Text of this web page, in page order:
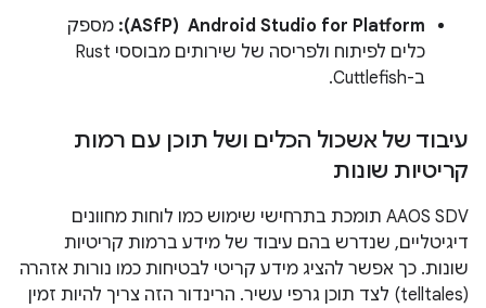
Android Studio for Platform ‏ (ASfP):
מספק
כלים לפיתוח ולפריסה של שירותים מבוססי Rust
ב-Cuttlefish.
עיבוד של אשכול הכלים ושל תוכן עם רמות
קריטיות שונות
‫AAOS SDV תומכת בתרחישי שימוש כמו לוחות מחוונים
דיגיטליים, שנדרש בהם עיבוד של מידע ברמות קריטיות
שונות. כך אפשר להציג מידע קריטי לבטיחות כמו נורות אזהרה
(telltales) לצד תוכן גרפי עשיר. הרינדור הזה צריך להיות זמין